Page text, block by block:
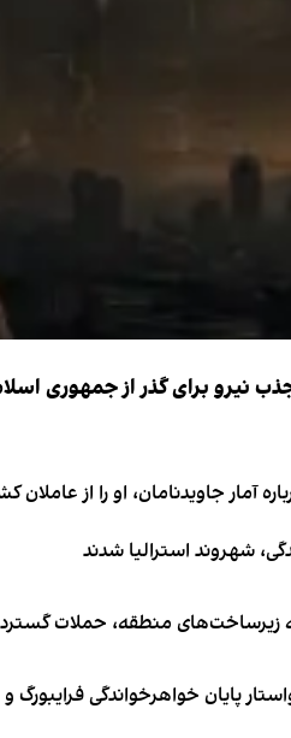
جذب نیرو برای گذر از جمهوری
آمار جاویدنامان، او را از عاملان
زیرساخت‌های منطقه، حملات
پایان خواهرخواندگی فرایبورگ